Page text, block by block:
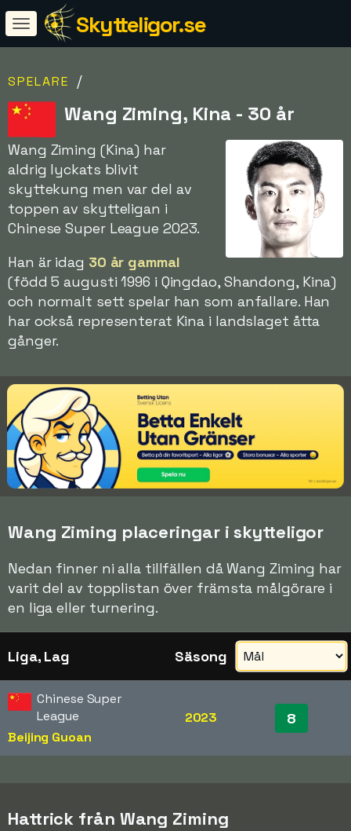
Skytteligor.se
SPELARE /
Wang Ziming, Kina - 30 år
Wang Ziming (Kina) har
aldrig lyckats blivit
skyttekung men var del av
toppen av skytteligan i
Chinese Super League 2023.
Han är idag 30 år gammal
(född 5 augusti 1996 i Qingdao, Shandong, Kina)
och normalt sett spelar han som anfallare. Han
har också representerat Kina i landslaget åtta
gånger.
Wang Ziming placeringar i skytteligor
Nedan finner ni alla tillfällen då Wang Ziming har
varit del av topplistan över främsta målgörare i
en liga eller turnering.
Liga, Lag Säsong
Chinese Super
League
Beijing Guoan
2023 8
Hattrick från Wang Ziming